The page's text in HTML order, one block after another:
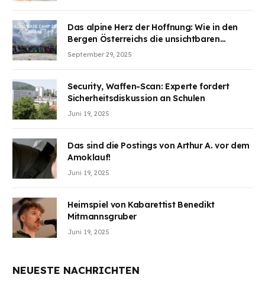
Das alpine Herz der Hoffnung: Wie in den
Bergen Österreichs die unsichtbaren
Wunden des Kriegesheilen
September 29, 2025
Security, Waffen-Scan: Experte fordert
Sicherheitsdiskussion an Schulen
Juni 19, 2025
Das sind die Postings von Arthur A. vor dem
Amoklauf!
Juni 19, 2025
Heimspiel von Kabarettist Benedikt
Mitmannsgruber
Juni 19, 2025
NEUESTE NACHRICHTEN